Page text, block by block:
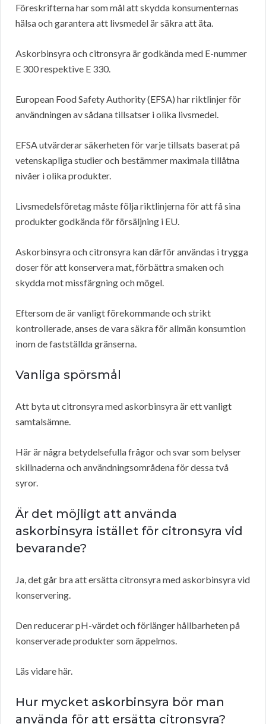
Föreskrifterna har som mål att skydda konsumenternas
hälsa och garantera att livsmedel är säkra att äta.
Askorbinsyra och citronsyra är godkända med E-nummer
E 300 respektive E 330.
European Food Safety Authority (EFSA) har riktlinjer för
användningen av sådana tillsatser i olika livsmedel.
EFSA utvärderar säkerheten för varje tillsats baserat på
vetenskapliga studier och bestämmer maximala tillåtna
nivåer i olika produkter.
Livsmedelsföretag måste följa riktlinjerna för att få sina
produkter godkända för försäljning i EU.
Askorbinsyra och citronsyra kan därför användas i trygga
doser för att konservera mat, förbättra smaken och
skydda mot missfärgning och mögel.
Eftersom de är vanligt förekommande och strikt
kontrollerade, anses de vara säkra för allmän konsumtion
inom de fastställda gränserna.
Vanliga spörsmål
Att byta ut citronsyra med askorbinsyra är ett vanligt
samtalsämne.
Här är några betydelsefulla frågor och svar som belyser
skillnaderna och användningsområdena för dessa två
syror.
Är det möjligt att använda
askorbinsyra istället för citronsyra vid
bevarande?
Ja, det går bra att ersätta citronsyra med askorbinsyra vid
konservering.
Den reducerar pH-värdet och förlänger hållbarheten på
konserverade produkter som äppelmos.
Läs vidare här.
Hur mycket askorbinsyra bör man
använda för att ersätta citronsyra?